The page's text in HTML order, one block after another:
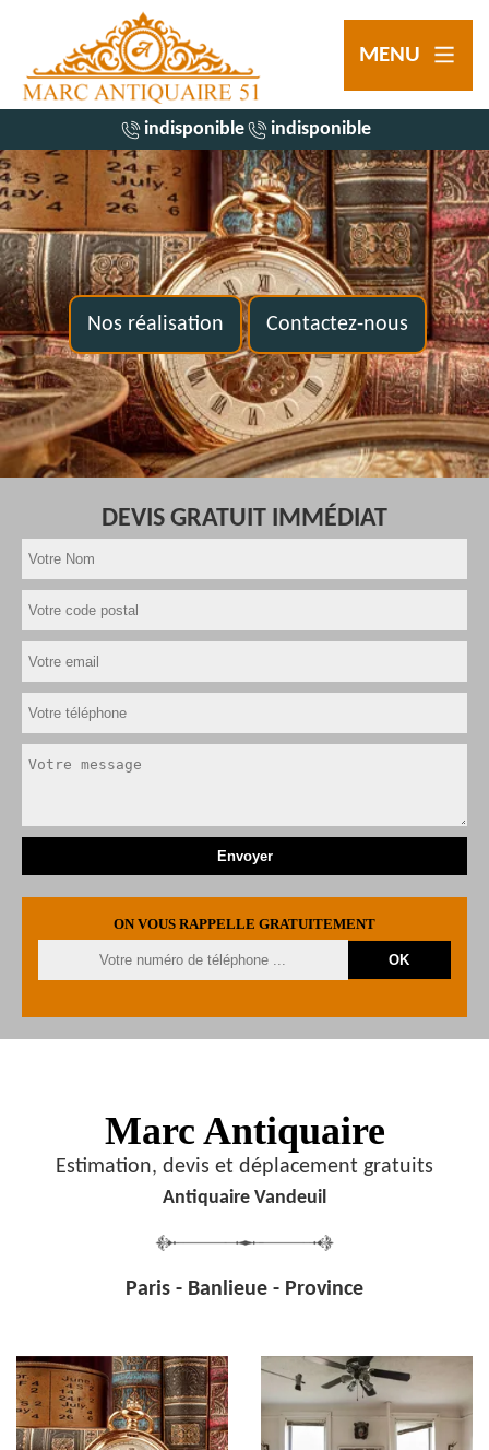
MENU
indisponible indisponible
Nos réalisation Contactez-nous
DEVIS GRATUIT IMMÉDIAT
ON VOUS RAPPELLE GRATUITEMENT
Marc Antiquaire
Estimation, devis et déplacement gratuits
Antiquaire Vandeuil
Paris - Banlieue - Province